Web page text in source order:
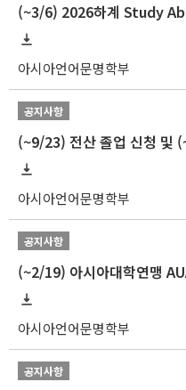
아시아언어문명학부
공지사항
(~9/23) 전산 졸업 신청 및
아시아언어문명학부
공지사항
아시아언어문명학부
공지사항